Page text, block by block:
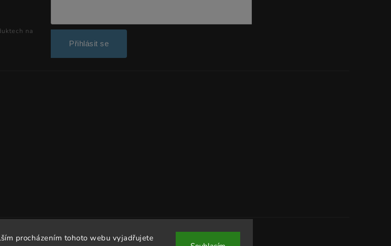
procházením tohoto webu vyjadřujete
na
Přihlásit se
Dissto. Všechna práva vyhrazena.